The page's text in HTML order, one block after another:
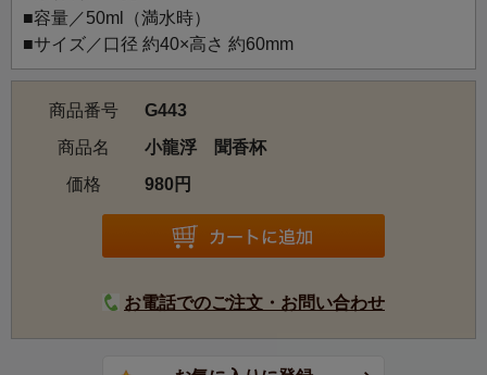
■容量／50ml（満水時）
■サイズ／口径 約40×高さ 約60mm
商品番号
G443
商品名
小龍浮 聞香杯
価格
980円
お電話でのご注文・お問い合わせ